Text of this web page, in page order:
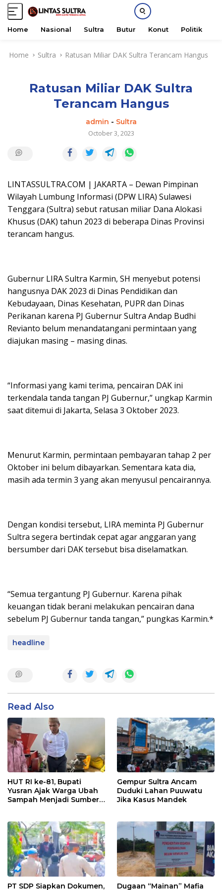
Home Nasional Sultra Butur Konut Politik
Home Sultra Ratusan Miliar DAK Sultra Terancam Hangus
Ratusan Miliar DAK Sultra
Terancam Hangus
admin - Sultra
October 3, 2023
LINTASSULTRA.COM | JAKARTA – Dewan Pimpinan
Wilayah Lumbung Informasi (DPW LIRA) Sulawesi
Tenggara (Sultra) sebut ratusan miliar Dana Alokasi
Khusus (DAK) tahun 2023 di beberapa Dinas Provinsi
terancam hangus.
Gubernur LIRA Sultra Karmin, SH menyebut potensi
hangusnya DAK 2023 di Dinas Pendidikan dan
Kebudayaan, Dinas Kesehatan, PUPR dan Dinas
Perikanan karena PJ Gubernur Sultra Andap Budhi
Revianto belum menandatangani permintaan yang
diajukan masing – masing dinas.
“Informasi yang kami terima, pencairan DAK ini
terkendala tanda tangan PJ Gubernur,” ungkap Karmin
saat ditemui di Jakarta, Selasa 3 Oktober 2023.
Menurut Karmin, permintaan pembayaran tahap 2 per
Oktober ini belum dibayarkan. Sementara kata dia,
masih ada termin 3 yang akan menyusul pencairannya.
Dengan kondisi tersebut, LIRA meminta PJ Gubernur
Sultra segera bertindak cepat agar anggaran yang
bersumber dari DAK tersebut bisa diselamatkan.
“Semua tergantung PJ Gubernur. Karena pihak
keuangan tidak berani melakukan pencairan dana
sebelum PJ Gubernur tanda tangan,” pungkas Karmin.*
headline
Read Also
HUT RI ke-81, Bupati
Yusran Ajak Warga Ubah
Sampah Menjadi Sumber
Gempur Sultra Ancam
Duduki Lahan Puuwatu
Jika Kasus Mandek
PT SDP Siapkan Dokumen, Dugaan “Mainan” Mafia